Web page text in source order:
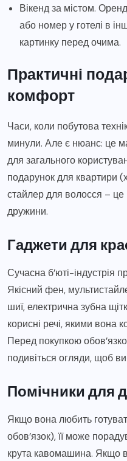
Вікенд за містом.
або номер у готелі в
картинку перед очима.
Практичні
комфорт
Часи, коли побутова
минули. Але є нюанс: це
для загального
подарунок для квартири
стайлер для волосся –
дружини.
Гаджети для
Сучасна б’юті-індустрія
Якісний фен,
шиї, електрична зубна
корисні речі, якими вона
Перед покупкою
подивіться огляди, щоб
Помічники для
Якщо вона любить
обов’язок), її може
крута кавомашина. Якщо